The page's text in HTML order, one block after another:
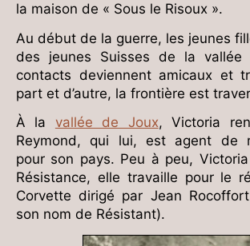
la maison de « Sous le Risoux ».
Au début de la guerre, les jeunes
des jeunes Suisses de la vallée
contacts deviennent amicaux et
part et d’autre, la frontière est
À la vallée de Joux, Victoria
Reymond, qui lui, est agent de
pour son pays. Peu à peu,
Résistance, elle travaille pour le
Corvette dirigé par Jean
son nom de Résistant).